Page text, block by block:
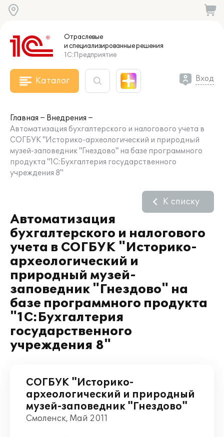
Отраслевые
и специализированныерешения
1С:Предприятие
Каталог Вход
Главная
Внедрения
Автоматизация бухгалтерского и налогового учета в
СОГБУК "Историко-археологический и природный
музей-заповедник "Гнездово" на базе программного
продукта "1С:Бухгалтерия государственного
учреждения 8"
Автоматизация
бухгалтерского и налогового
учета в СОГБУК "Историко-
археологический и
природный музей-
заповедник "Гнездово" на
базе программного продукта
"1С:Бухгалтерия
государственного
учреждения 8"
К списку
СОГБУК "Историко-
археологический и природный
музей-заповедник "Гнездово"
Смоленск, Май 2011